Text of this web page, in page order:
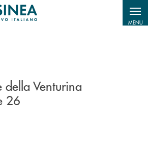
MENU
della Venturina
26